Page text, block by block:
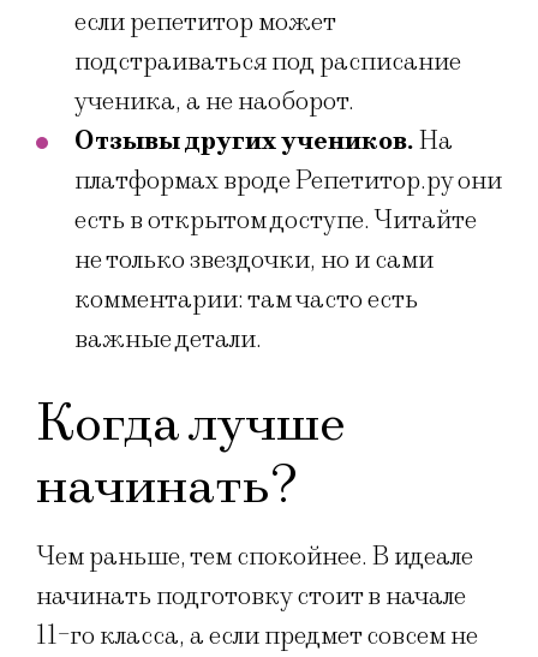
если репетитор может
подстраиваться под расписание
ученика, а не наоборот.
Отзывы других учеников.На
платформах вроде Репетитор.ру они
есть в открытом доступе. Читайте
не только звездочки, но и сами
комментарии: там часто есть
важные детали.
Когда лучше
начинать?
Чем раньше, тем спокойнее. В идеале
начинать подготовку стоит в начале
11-го класса, а если предмет совсем не